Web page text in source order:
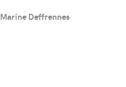
Marine Deffrennes